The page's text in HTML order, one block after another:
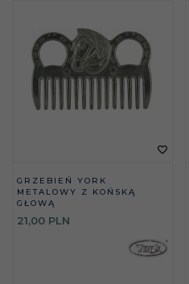
GRZEBIEŃ YORK
METALOWY Z KOŃSKĄ
GŁOWĄ
21,00 PLN